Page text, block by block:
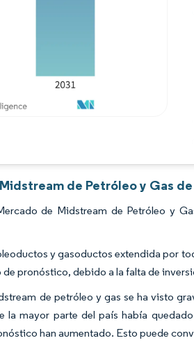
de Petróleo y Gas
de Midstream de Petróleo y
y gasoductos extendida por
pronóstico, debido a la falta de
de petróleo y gas se ha visto
la mayor parte del país había
han aumentado. Esto puede